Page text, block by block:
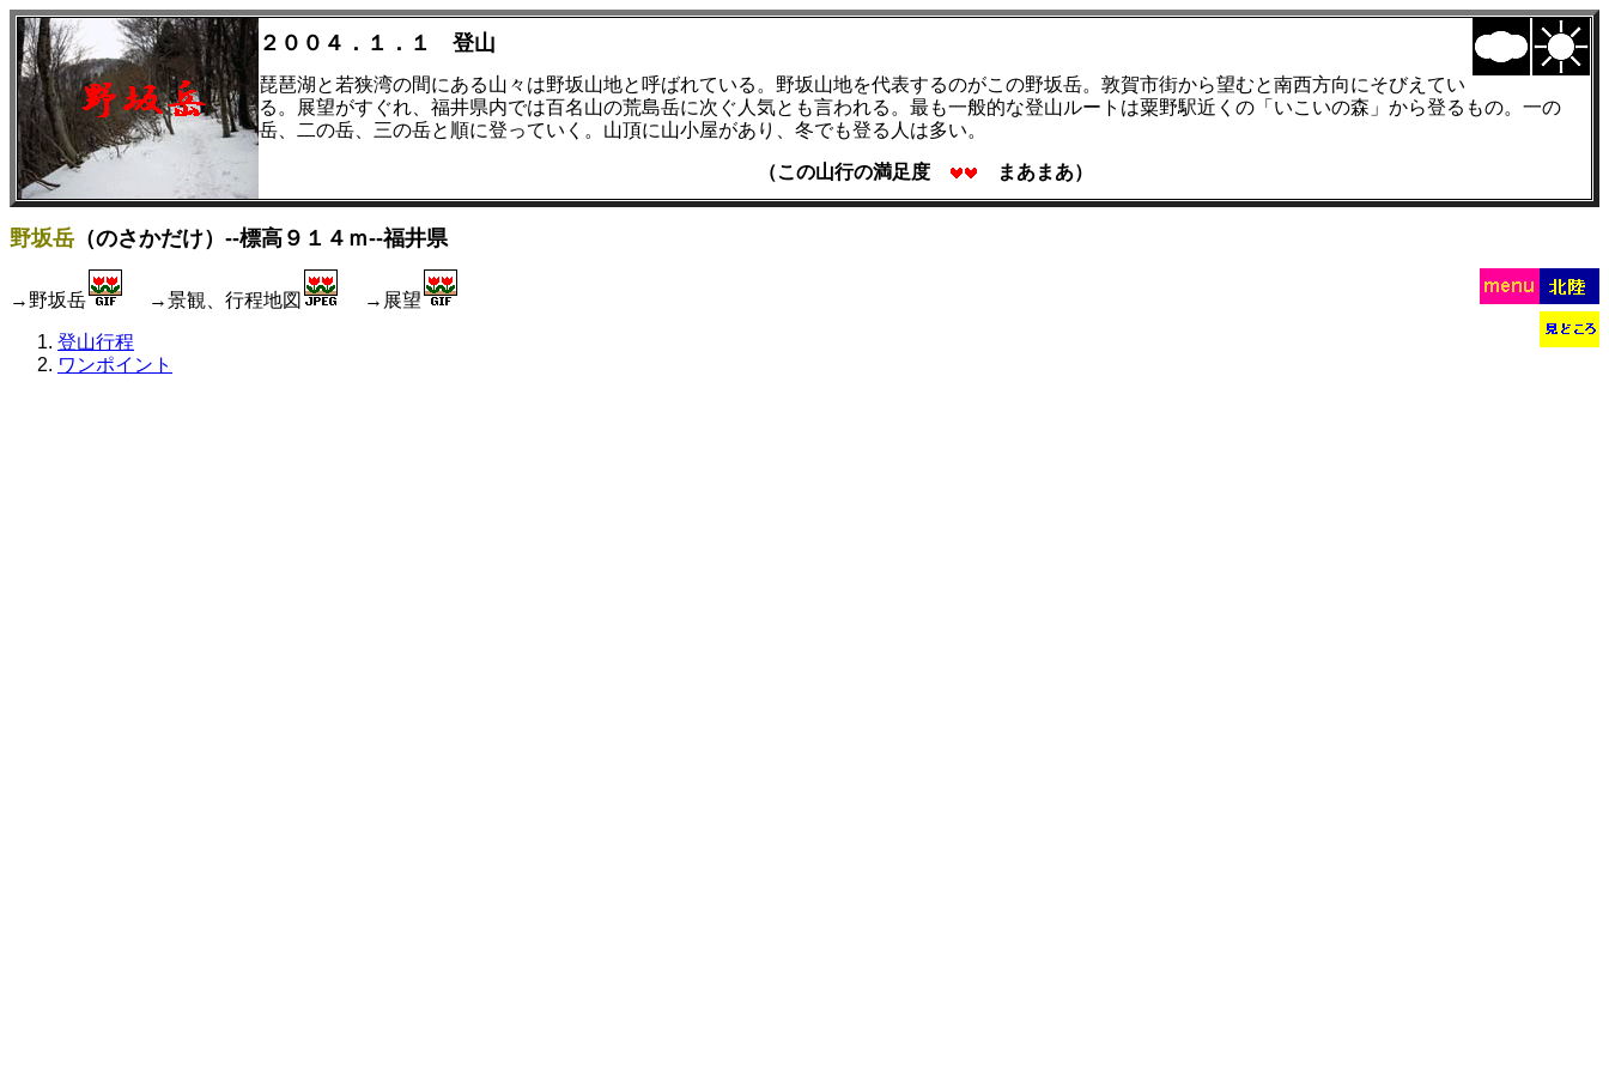
２００４．１．１ 登山
琵琶湖と若狭湾の間にある山々は野坂山地と呼ばれている。野坂山地を代表するのがこの野坂岳。敦賀市街から望むと南西方向にそびえてい
る。展望がすぐれ、福井県内では百名山の荒島岳に次ぐ人気とも言われる。最も一般的な登山ルートは粟野駅近くの「いこいの森」から登るもの。一の
岳、二の岳、三の岳と順に登っていく。山頂に山小屋があり、冬でも登る人は多い。
（この山行の満足度 まあまあ）
野坂岳 （のさかだけ）--標高９１４ｍ--福井県
→野坂岳 →景観、行程地図 →展望
登山行程
ワンポイント